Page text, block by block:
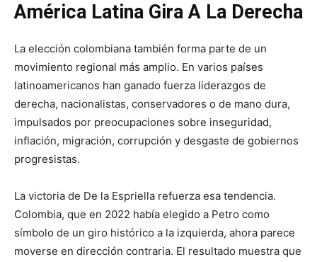
América Latina Gira A La Derecha
La elección colombiana también forma parte de un
movimiento regional más amplio. En varios países
latinoamericanos han ganado fuerza liderazgos de
derecha, nacionalistas, conservadores o de mano dura,
impulsados por preocupaciones sobre inseguridad,
inflación, migración, corrupción y desgaste de gobiernos
progresistas.
La victoria de De la Espriella refuerza esa tendencia.
Colombia, que en 2022 había elegido a Petro como
símbolo de un giro histórico a la izquierda, ahora parece
moverse en dirección contraria. El resultado muestra que